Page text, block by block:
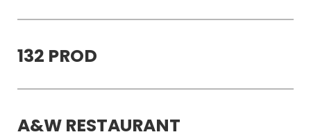
132 PROD
A&W RESTAURANT